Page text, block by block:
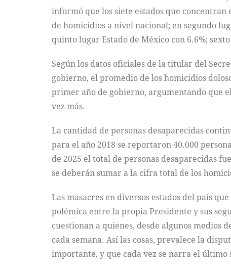
informó que los siete estados que
de homicidios a nivel nacional; en segundo
quinto lugar Estado de México con 6.6%;
Según los datos oficiales de la titular del
gobierno, el promedio de los homicidios
primer año de gobierno, argumentando que
vez más.
La cantidad de personas desaparecidas
para el año 2018 se reportaron 40.000
de 2025 el total de personas desaparecidas
se deberán sumar a la cifra total de los
Las masacres en diversos estados del país
polémica entre la propia Presidente y sus
cuestionan a quienes, desde algunos medios
cada semana. Así las cosas, prevalece la
importante, y que cada vez se narra el